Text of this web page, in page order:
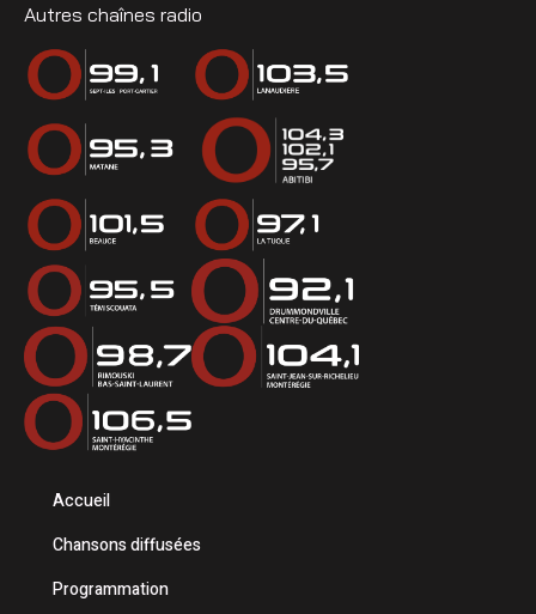
Autres chaînes radio
Accueil
Chansons diffusées
Programmation